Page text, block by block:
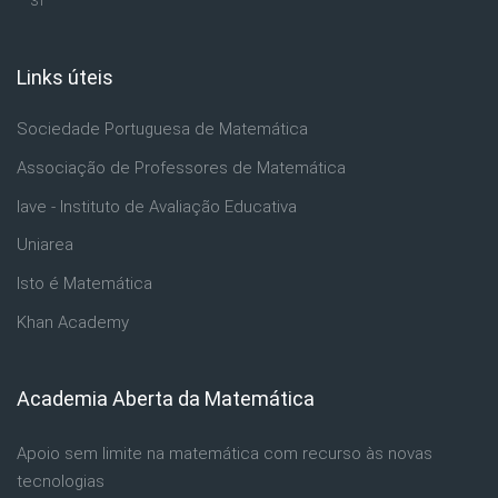
Ignorar Links úteis
Links úteis
Sociedade Portuguesa de Matemática
Associação de Professores de Matemática
Iave - Instituto de Avaliação Educativa
Uniarea
Isto é Matemática
Khan Academy
Ignorar Academia Aberta da Matemática
Academia Aberta da Matemática
Apoio sem limite na matemática com recurso às novas
tecnologias